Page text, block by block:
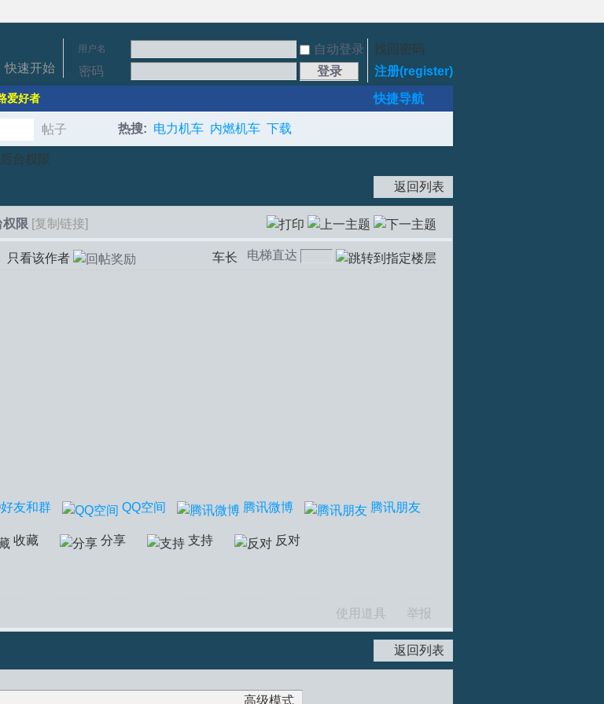
用户名 自动登录
找回密码
密码
登录 注册(register)
快速开始
快捷导航
爱好者
帖子
索
热搜: 电力机车 内燃机车 下载
台权限
返回列表
权限 [复制链接]
电梯直达
车长
只看该作者
友和群 QQ空间 腾讯微博 腾讯朋友
收藏 分享 支持 反对
使用道具 举报
返回列表
高级模式